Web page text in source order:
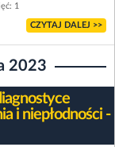
1
CZYTAJ DALEJ >>
2023
i niepłodności -